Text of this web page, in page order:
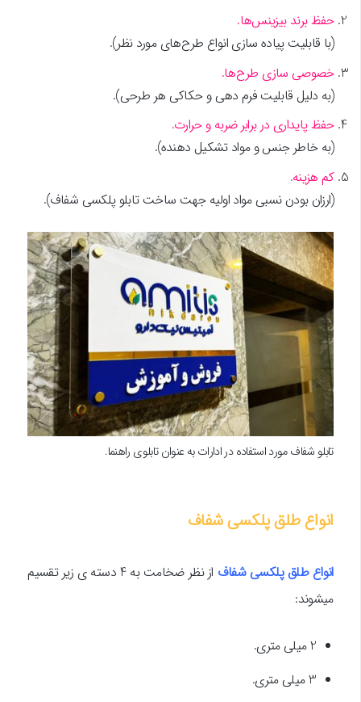
حفظ برند بیزینس‌ها.
(با قابلیت پیاده سازی انواع طرح‌های مورد نظر).
خصوصی سازی طرح‌ها.
(به دلیل قابلیت فرم دهی و حکاکی هر طرحی).
حفظ پایداری در برابر ضربه و حرارت.
(به خاطر جنس و مواد تشکیل دهنده).
کم هزینه.
(ارزان بودن نسبی مواد اولیه جهت ساخت تابلو پلکسی شفاف).
تابلو شفاف مورد استفاده در ادارات به عنوان تابلوی راهنما.
انواع طلق پلکسی شفاف
انواع طلق پلکسی شفاف
از نظر ضخامت به 4 دسته ی زیر تقسیم
میشوند:
2 میلی متری.
3 میلی متری.